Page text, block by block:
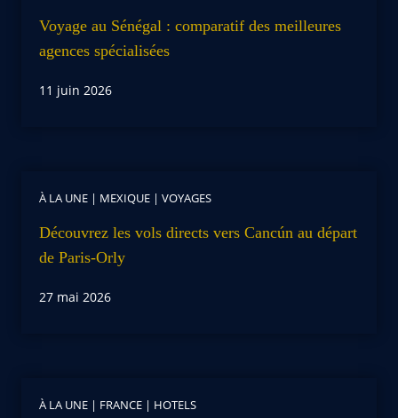
Voyage au Sénégal : comparatif des meilleures
agences spécialisées
11 juin 2026
À LA UNE | MEXIQUE | VOYAGES
Découvrez les vols directs vers Cancún au départ
de Paris-Orly
27 mai 2026
À LA UNE | FRANCE | HOTELS